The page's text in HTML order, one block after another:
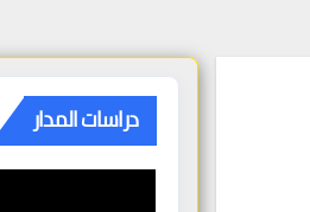
دراسات المدار